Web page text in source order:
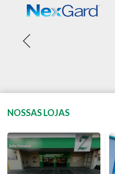
NOSSAS LOJAS